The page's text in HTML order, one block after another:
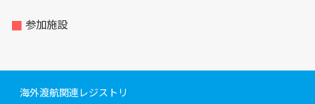
参加施設
海外渡航関連レジストリ